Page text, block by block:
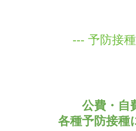
--- 予防接
公費・自
各種予防接種